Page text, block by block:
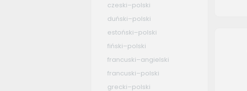
czeski–polski
duński–polski
estoński–polski
fiński–polski
francuski–angielski
francuski–polski
grecki–polski